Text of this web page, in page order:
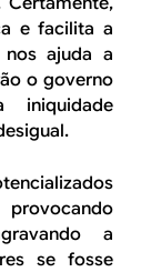
e facilita a
ajuda a
o governo
a
se fosse